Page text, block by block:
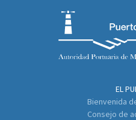
EL
Bienvenida
Consejo de